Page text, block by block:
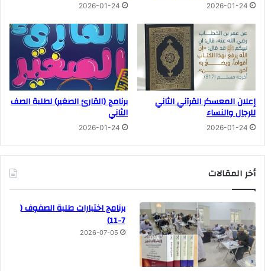
2026-01-24
2026-01-24
إعلان المعسكر القرآني الثاني
للرجال والنساء
2026-01-24
برنامج (القارئ الصغير) لطلبة الصف
الثاني
2026-01-24
أخر المقالات
برنامج اختبارات طلبة الصفوف (
7-11)
2026-07-05